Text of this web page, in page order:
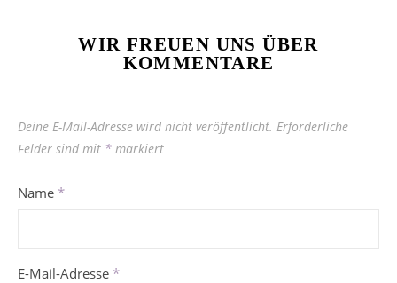
WIR FREUEN UNS ÜBER
KOMMENTARE
Deine E-Mail-Adresse wird nicht veröffentlicht. Erforderliche
Felder sind mit * markiert
Name *
E-Mail-Adresse *